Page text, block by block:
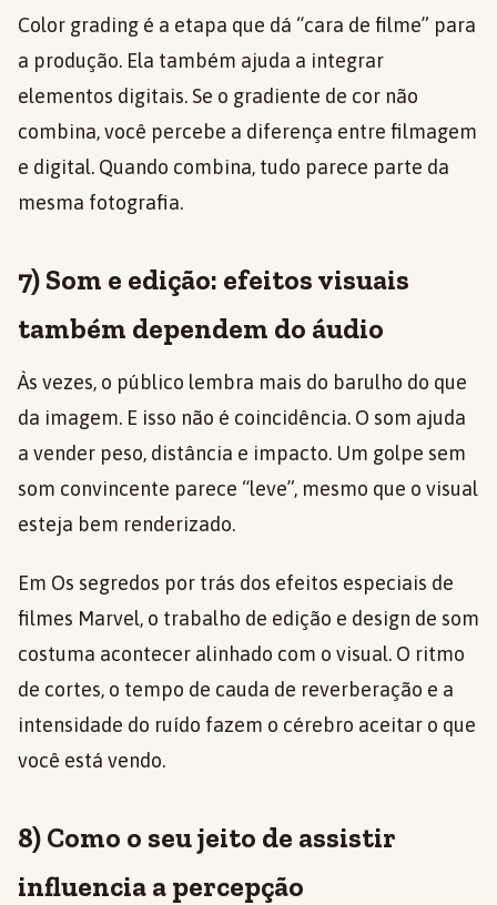
Color grading é a etapa que dá “cara de filme” para
a produção. Ela também ajuda a integrar
elementos digitais. Se o gradiente de cor não
combina, você percebe a diferença entre filmagem
e digital. Quando combina, tudo parece parte da
mesma fotografia.
7) Som e edição: efeitos visuais
também dependem do áudio
Às vezes, o público lembra mais do barulho do que
da imagem. E isso não é coincidência. O som ajuda
a vender peso, distância e impacto. Um golpe sem
som convincente parece “leve”, mesmo que o visual
esteja bem renderizado.
Em Os segredos por trás dos efeitos especiais de
filmes Marvel, o trabalho de edição e design de som
costuma acontecer alinhado com o visual. O ritmo
de cortes, o tempo de cauda de reverberação e a
intensidade do ruído fazem o cérebro aceitar o que
você está vendo.
8) Como o seu jeito de assistir
influencia a percepção